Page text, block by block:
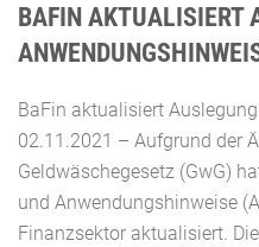
BAFIN AKTUALISIERT
BaFin aktualisiert
02.11.2021 – Aufgrund der
Geldwäschegesetz (GwG)
und Anwendungshinweise
Finanzsektor aktualisiert.